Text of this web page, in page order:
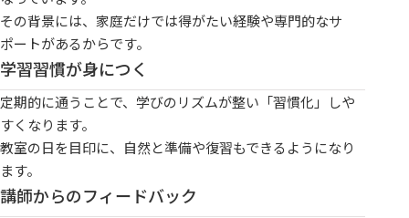
その背景には、家庭だけでは得がたい経験や専門的なサ
ポートがあるからです。
学習習慣が身につく
定期的に通うことで、学びのリズムが整い「習慣化」しや
すくなります。
教室の日を目印に、自然と準備や復習もできるようになり
ます。
講師からのフィードバック